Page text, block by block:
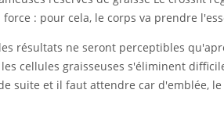
: pour cela, le corps va prendre
résultats ne seront perceptibles
cellules graisseuses s'éliminent
suite et il faut attendre car d'emblée,